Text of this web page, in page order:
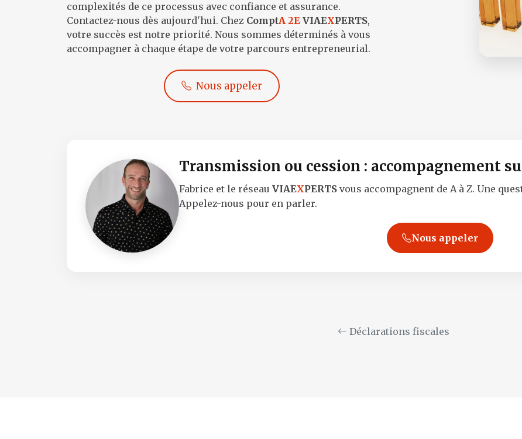
complexités de ce processus avec confiance et assurance.
Contactez-nous dès aujourd'hui. Chez ComptA 2E VIAEXPERTS,
votre succès est notre priorité. Nous sommes déterminés à vous
accompagner à chaque étape de votre parcours entrepreneurial.
Nous appeler
Transmission ou cession : accompagnement
Fabrice et le réseau VIAEXPERTS vous accompagnent de A à Z. Une
Appelez-nous pour en parler.
Nous appeler
Déclarations fiscales